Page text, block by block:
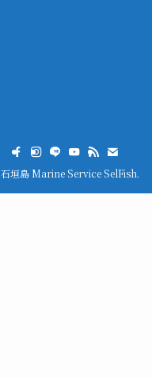
石垣島 Marine Service SelFish.